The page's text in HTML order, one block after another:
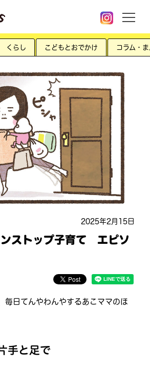
くらし こどもとおでかけ コラム・
2025年2月15日
ストップ子育て エピソ
毎日てんやわんやするあこママのほ
手と足で